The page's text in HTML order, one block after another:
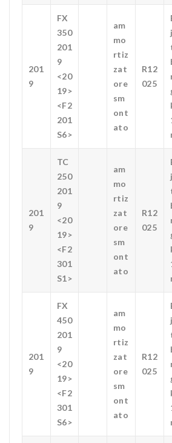
201
9
FX
350
201
9
<20
19>
<F2
201
S6>
am
mo
rtiz
zat
ore
sm
ont
ato
R12
025
201
9
TC
250
201
9
<20
19>
<F2
301
S1>
am
mo
rtiz
zat
ore
sm
ont
ato
R12
025
201
9
FX
450
201
9
<20
19>
<F2
301
S6>
am
mo
rtiz
zat
ore
sm
ont
ato
R12
025